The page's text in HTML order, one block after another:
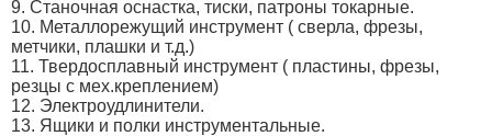
9. Станочная оснастка, тиски, патроны токарные.
10. Металлорежущий инструмент ( сверла, фрезы,
метчики, плашки и т.д.)
11. Твердосплавный инструмент ( пластины, фрезы,
резцы с мех.креплением)
12. Электроудлинители.
13. Ящики и полки инструментальные.